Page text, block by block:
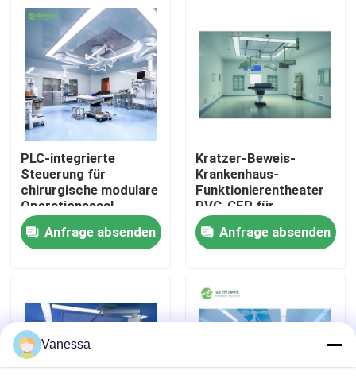
Über uns
Fabrik-Ausflug
Qualitätskontrolle
Treten Sie mit uns in Verbindung
Nachrichten
Modularer Operationssaal
Modularer Reinraum
PLC-integrierte
Steuerung für
chirurgische modulare
Operationssaal-
Komplettlösung
Anfrage absenden
Kratzer-Beweis-
Krankenhaus-
Funktionierentheater
PVC-CER für
Krankenhaus-schnelle
Versammlung
Anfrage absenden
Vanessa